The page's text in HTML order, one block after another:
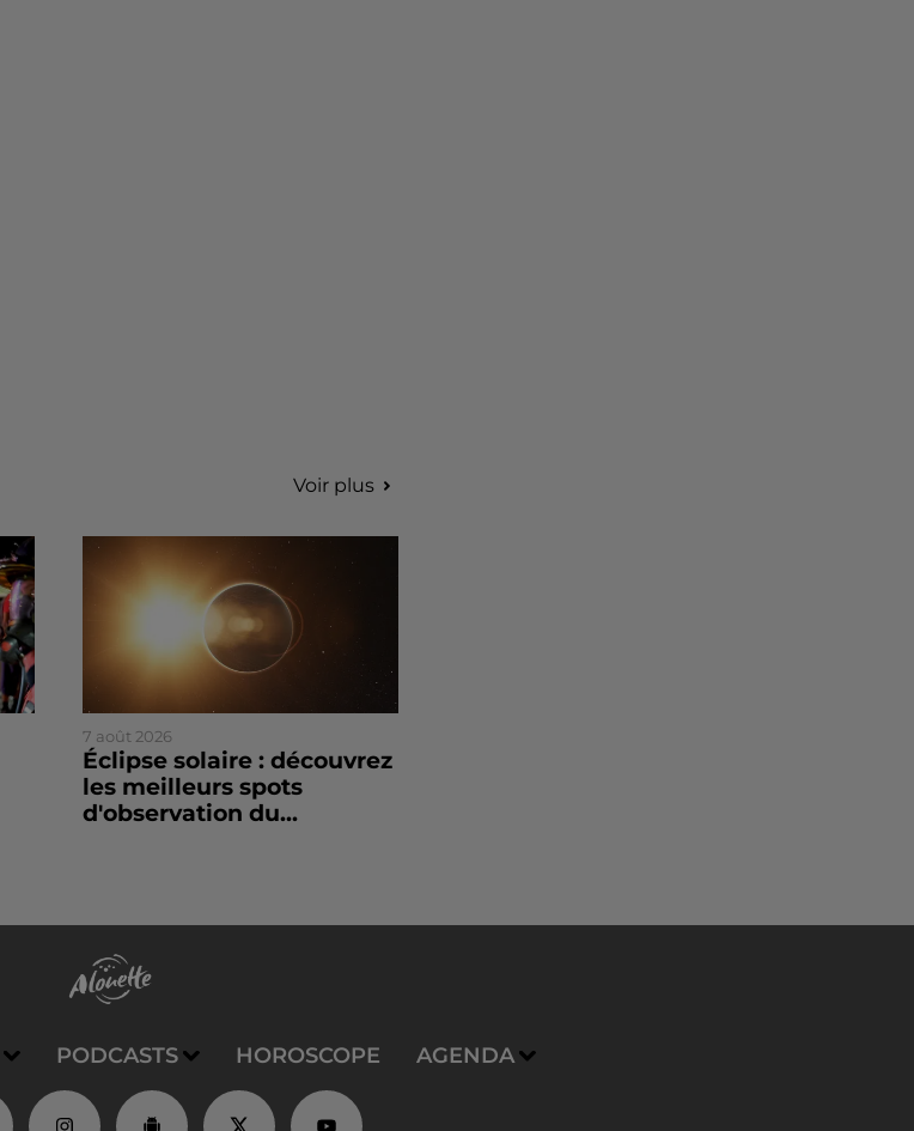
Voir plus
7 août 2026
Éclipse solaire : découvrez
les meilleurs spots
d'observation du...
PODCASTS HOROSCOPE AGENDA